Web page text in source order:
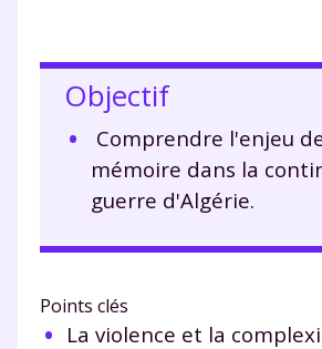
Objectif
Comprendre l'enjeu
mémoire dans la
guerre d'Algérie.
Points clés
La violence et la